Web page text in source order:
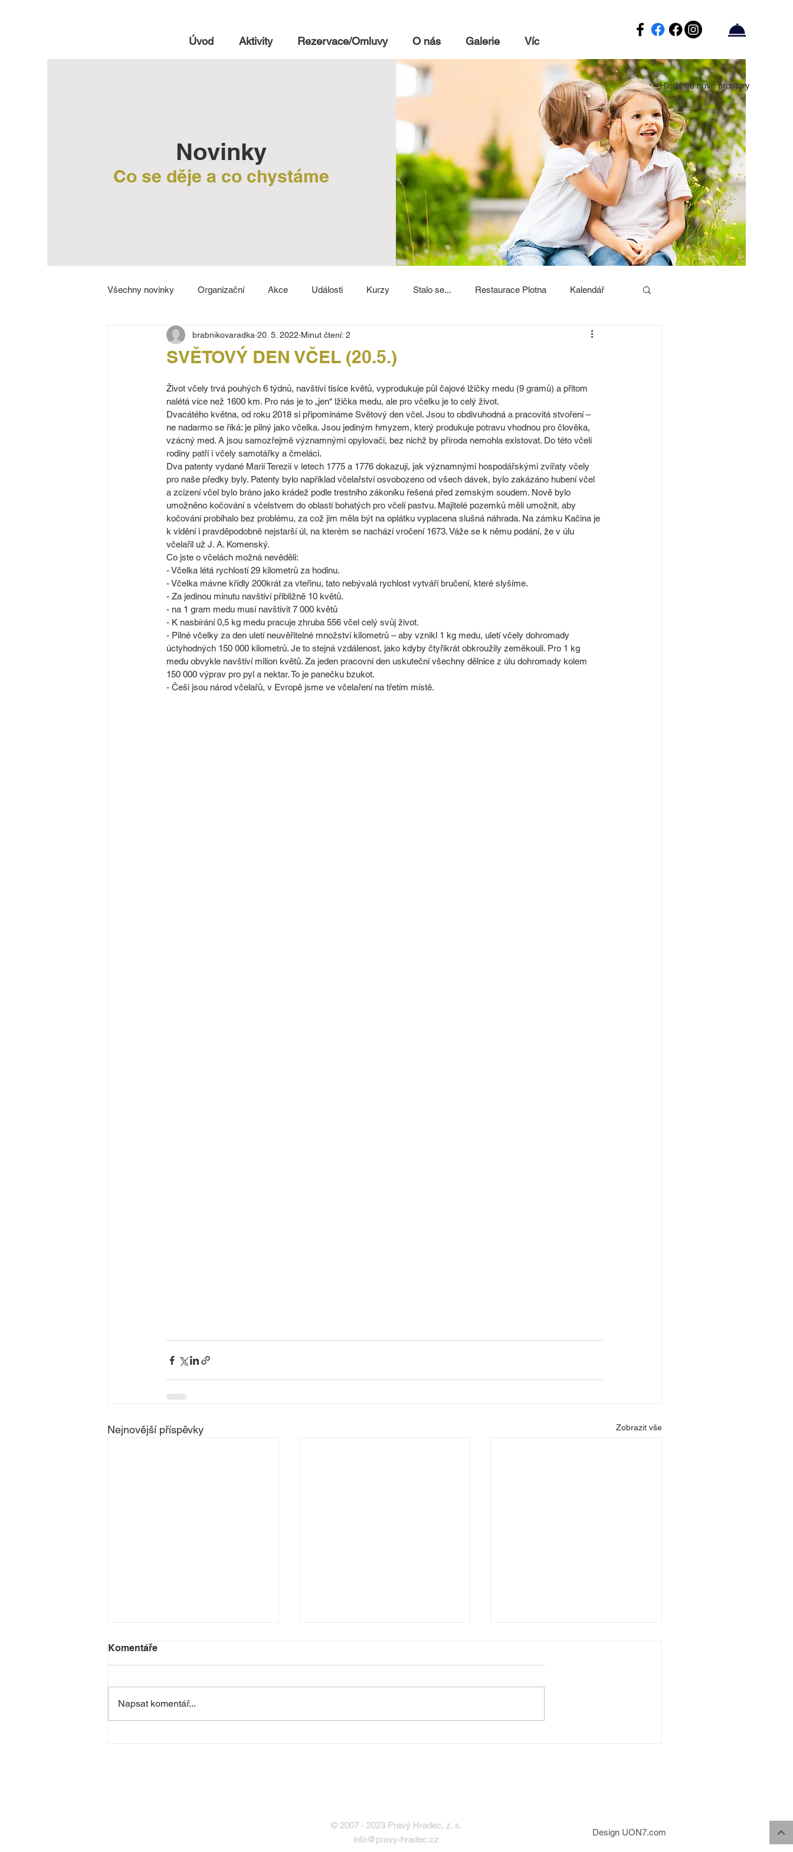
Hledáme nové prostory
Úvod Aktivity Rezervace/Omluvy O nás Galerie Víc
Novinky
Co se děje a co chystáme
Všechny novinky Organizační Akce Události Kurzy Stalo se... Restaurace Plotna Kalendář
Strážnice
SVĚTOVÝ DEN VČEL (20.5.)
brabnikovaradka 20. 5. 2022 Minut čtení: 2
Život včely trvá pouhých 6 týdnů, navštíví tisíce květů, vyprodukuje půl čajové lžičky medu (9 gramů) a přitom
nalétá více než 1600 km. Pro nás je to „jen“ lžička medu, ale pro včelku je to celý život.
Dvacátého května, od roku 2018 si připomínáme Světový den včel. Jsou to obdivuhodná a pracovitá stvoření –
ne nadarmo se říká: je pilný jako včelka. Jsou jediným hmyzem, který produkuje potravu vhodnou pro člověka,
vzácný med. A jsou samozřejmě významnými opylovači, bez nichž by příroda nemohla existovat. Do této včelí
rodiny patří i včely samotářky a čmeláci.
Dva patenty vydané Marií Terezií v letech 1775 a 1776 dokazují, jak významnými hospodářskými zvířaty včely
pro naše předky byly. Patenty bylo například včelařství osvobozeno od všech dávek, bylo zakázáno hubení včel
a zcizení včel bylo bráno jako krádež podle trestního zákoníku řešená před zemským soudem. Nově bylo
umožněno kočování s včelstvem do oblastí bohatých pro včelí pastvu. Majitelé pozemků měli umožnit, aby
kočování probíhalo bez problému, za což jim měla být na oplátku vyplacena slušná náhrada. Na zámku Kačina je
k vidění i pravděpodobně nejstarší úl, na kterém se nachází vročení 1673. Váže se k němu podání, že v úlu
včelařil už J. A. Komenský.
Co jste o včelách možná nevěděli:
- Včelka létá rychlostí 29 kilometrů za hodinu.
- Včelka mávne křídly 200krát za vteřinu, tato nebývalá rychlost vytváří bručení, které slyšíme.
- Za jedinou minutu navštíví přibližně 10 květů.
- na 1 gram medu musí navštívit 7 000 květů
- K nasbírání 0,5 kg medu pracuje zhruba 556 včel celý svůj život.
- Pilné včelky za den uletí neuvěřitelné množství kilometrů – aby vznikl 1 kg medu, uletí včely dohromady
úctyhodných 150 000 kilometrů. Je to stejná vzdálenost, jako kdyby čtyřikrát obkroužily zeměkouli. Pro 1 kg
medu obvykle navštíví milion květů. Za jeden pracovní den uskuteční všechny dělnice z úlu dohromady kolem
150 000 výprav pro pyl a nektar. To je panečku bzukot.
- Češi jsou národ včelařů, v Evropě jsme ve včelaření na třetím místě.
Nejnovější příspěvky Zobrazit vše
Komentáře
Napsat komentář...
© 2007 - 2023 Pravý Hradec, z. s.
info@pravy-hradec.cz
Design UON7.com